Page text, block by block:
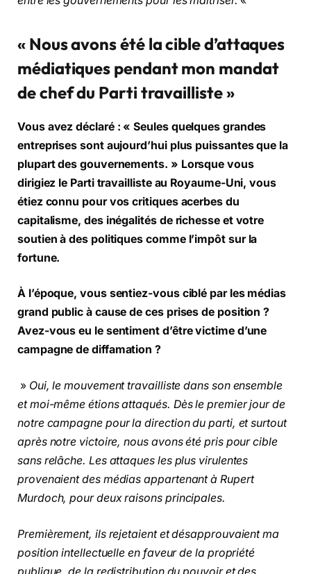
« Nous avons été la cible d’attaques
médiatiques pendant mon mandat
de chef du Parti travailliste »
Vous avez déclaré : « Seules quelques grandes
entreprises sont aujourd’hui plus puissantes que la
plupart des gouvernements. » Lorsque vous
dirigiez le Parti travailliste au Royaume-Uni, vous
étiez connu pour vos critiques acerbes du
capitalisme, des inégalités de richesse et votre
soutien à des politiques comme l’impôt sur la
fortune.
À l’époque, vous sentiez-vous ciblé par les médias
grand public à cause de ces prises de position ?
Avez-vous eu le sentiment d’être victime d’une
campagne de diffamation ?
» Oui, le mouvement travailliste dans son ensemble
et moi-même étions attaqués. Dès le premier jour de
notre campagne pour la direction du parti, et surtout
après notre victoire, nous avons été pris pour cible
sans relâche. Les attaques les plus virulentes
provenaient des médias appartenant à Rupert
Murdoch, pour deux raisons principales.
Premièrement, ils rejetaient et désapprouvaient ma
position intellectuelle en faveur de la propriété
publique, de la redistribution du pouvoir et des